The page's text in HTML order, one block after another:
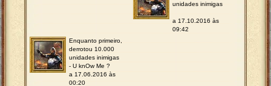
unidades inimigas
a 17.10.2016 às
09:42
Enquanto primeiro,
derrotou 10.000
unidades inimigas
- U knOw Me ?
a 17.06.2016 às
00:20